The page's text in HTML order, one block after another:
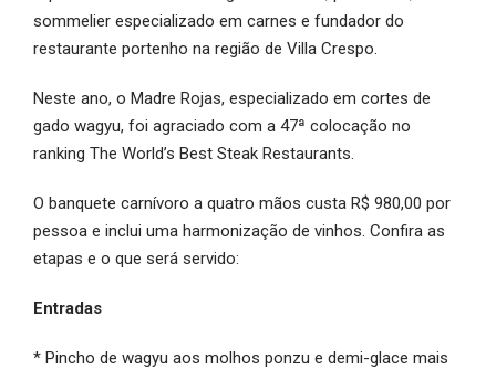
sommelier especializado em carnes e fundador do
restaurante portenho na região de Villa Crespo.
Neste ano, o Madre Rojas, especializado em cortes de
gado wagyu, foi agraciado com a 47ª colocação no
ranking The World’s Best Steak Restaurants.
O banquete carnívoro a quatro mãos custa R$ 980,00 por
pessoa e inclui uma harmonização de vinhos. Confira as
etapas e o que será servido:
Entradas
* Pincho de wagyu aos molhos ponzu e demi-glace mais